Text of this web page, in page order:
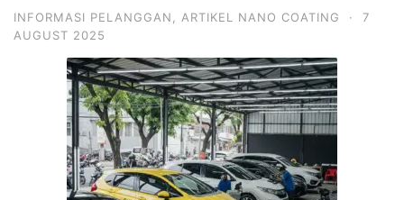
INFORMASI PELANGGAN ARTIKEL NANO COATING ·
7
AUGUST 2025